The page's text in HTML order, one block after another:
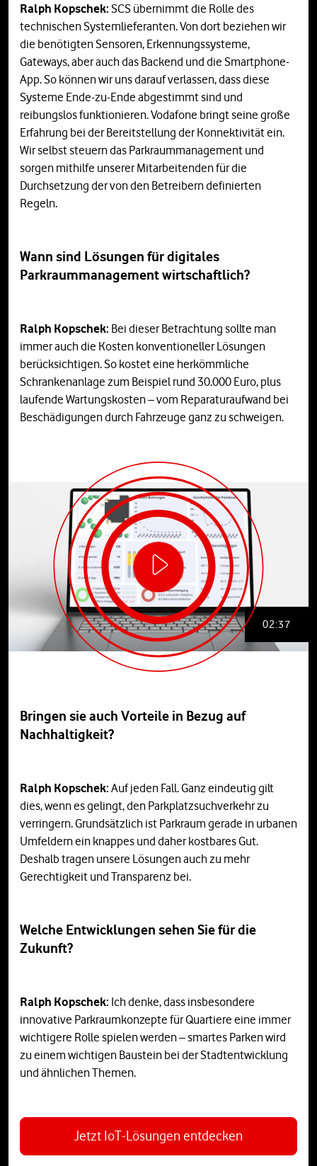
Ralph Kopschek: SCS übernimmt die Rolle des
technischen Systemlieferanten. Von dort beziehen wir
die benötigten Sensoren, Erkennungssysteme,
Gateways, aber auch das Backend und die Smartphone-
App. So können wir uns darauf verlassen, dass diese
Systeme Ende-zu-Ende abgestimmt sind und
reibungslos funktionieren. Vodafone bringt seine große
Erfahrung bei der Bereitstellung der Konnektivität ein.
Wir selbst steuern das Parkraummanagement und
sorgen mithilfe unserer Mitarbeitenden für die
Durchsetzung der von den Betreibern definierten
Regeln.
Wann sind Lösungen für digitales
Parkraummanagement wirtschaftlich?
Ralph Kopschek: Bei dieser Betrachtung sollte man
immer auch die Kosten konventioneller Lösungen
berücksichtigen. So kostet eine herkömmliche
Schrankenanlage zum Beispiel rund 30.000 Euro, plus
laufende Wartungskosten – vom Reparaturaufwand bei
Beschädigungen durch Fahrzeuge ganz zu schweigen.
02:37
Bringen sie auch Vorteile in Bezug auf
Nachhaltigkeit?
Ralph Kopschek: Auf jeden Fall. Ganz eindeutig gilt
dies, wenn es gelingt, den Parkplatzsuchverkehr zu
verringern. Grundsätzlich ist Parkraum gerade in urbanen
Umfeldern ein knappes und daher kostbares Gut.
Deshalb tragen unsere Lösungen auch zu mehr
Gerechtigkeit und Transparenz bei.
Welche Entwicklungen sehen Sie für die
Zukunft?
Ralph Kopschek: Ich denke, dass insbesondere
innovative Parkraumkonzepte für Quartiere eine immer
wichtigere Rolle spielen werden – smartes Parken wird
zu einem wichtigen Baustein bei der Stadtentwicklung
und ähnlichen Themen.
Jetzt IoT-Lösungen entdecken